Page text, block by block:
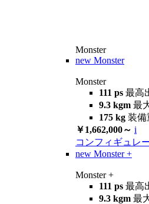
Monster
new Monster
Monster
111 ps 最高
9.3 kgm 最
175 kg 装備
￥1,662,000～ i
コンフィギュレ
new Monster +
Monster +
111 ps 最高
9.3 kgm 最